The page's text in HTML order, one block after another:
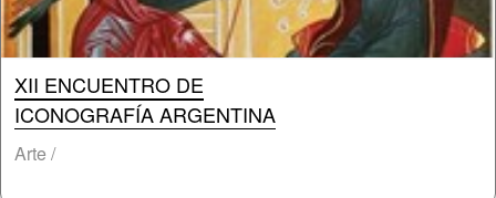
XII ENCUENTRO DE
ICONOGRAFÍA ARGENTINA
Arte /